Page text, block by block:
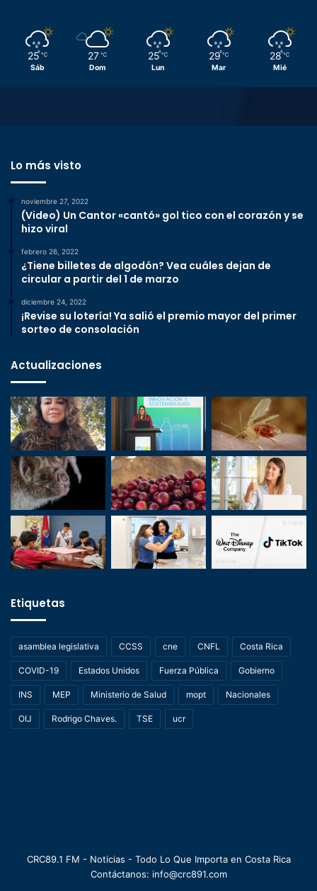
25 ℃
Sáb
27 ℃
Dom
25 ℃
Lun
29 ℃
Mar
28 ℃
Mié
Lo más visto
noviembre 27, 2022
(Video) Un Cantor «cantó» gol tico con el corazón y se
hizo viral
febrero 26, 2022
¿Tiene billetes de algodón? Vea cuáles dejan de
circular a partir del 1 de marzo
diciembre 24, 2022
¡Revise su lotería! Ya salió el premio mayor del primer
sorteo de consolación
Actualizaciones
Etiquetas
asamblea legislativa CCSS cne CNFL Costa Rica
COVID-19 Estados Unidos Fuerza Pública Gobierno
INS MEP Ministerio de Salud mopt Nacionales
OIJ Rodrigo Chaves. TSE ucr
CRC89.1 FM - Noticias - Todo Lo Que Importa en Costa Rica
Contáctanos: info@crc891.com